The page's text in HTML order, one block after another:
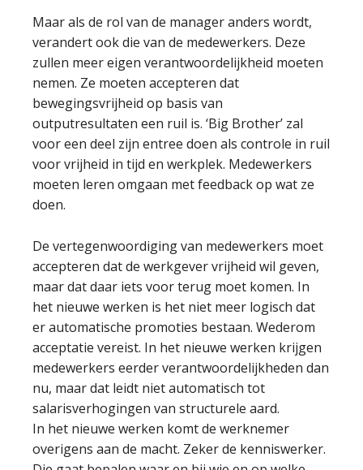
Maar als de rol van de manager anders wordt,
verandert ook die van de medewerkers. Deze
zullen meer eigen verantwoordelijkheid moeten
nemen. Ze moeten accepteren dat
bewegingsvrijheid op basis van
outputresultaten een ruil is. ‘Big Brother’ zal
voor een deel zijn entree doen als controle in ruil
voor vrijheid in tijd en werkplek. Medewerkers
moeten leren omgaan met feedback op wat ze
doen.
De vertegenwoordiging van medewerkers moet
accepteren dat de werkgever vrijheid wil geven,
maar dat daar iets voor terug moet komen. In
het nieuwe werken is het niet meer logisch dat
er automatische promoties bestaan. Wederom
acceptatie vereist. In het nieuwe werken krijgen
medewerkers eerder verantwoordelijkheden dan
nu, maar dat leidt niet automatisch tot
salarisverhogingen van structurele aard.
In het nieuwe werken komt de werknemer
overigens aan de macht. Zeker de kenniswerker.